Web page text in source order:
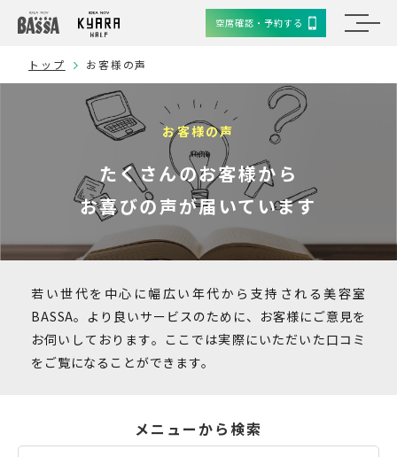
空席確認・予約する
トップ お客様の声
お客様の声
たくさんのお客様から
お喜びの声が届いています
若い世代を中心に幅広い年代から支持される美容室
BASSA。より良いサービスのために、お客様にご意見を
お伺いしております。ここでは実際にいただいた口コミ
をご覧になることができます。
メニューから検索